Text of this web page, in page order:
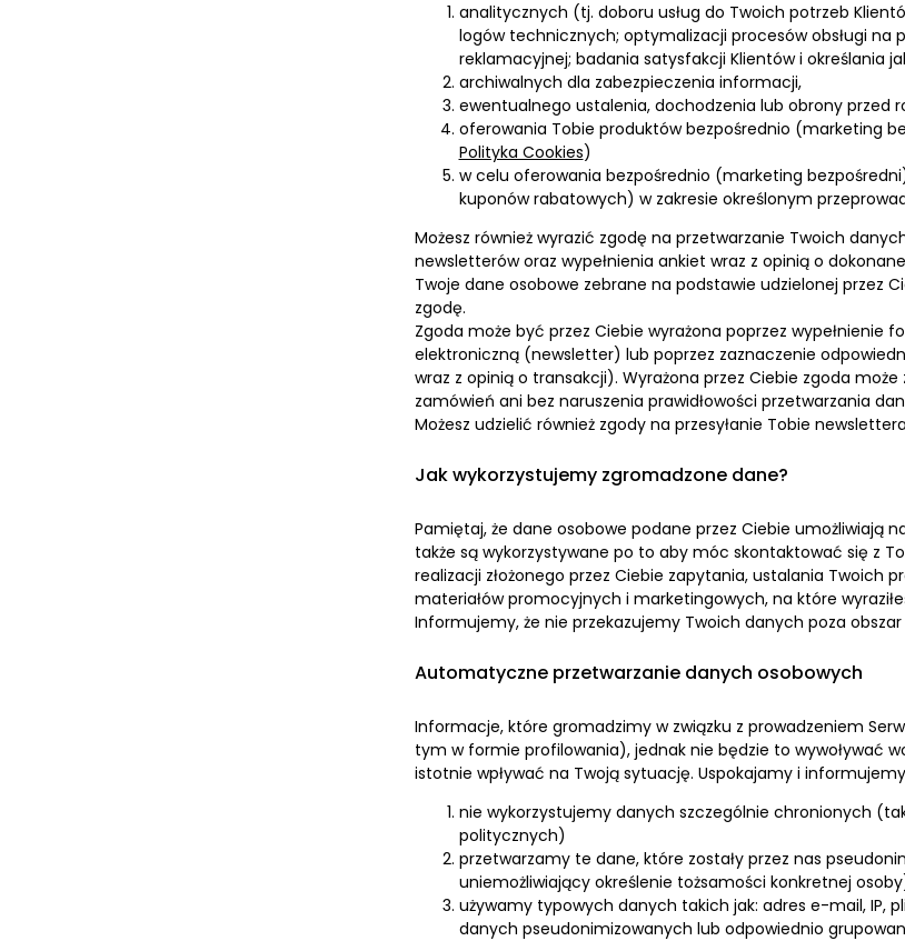
analitycznych (tj. doboru usług do Twoich potrzeb
logów technicznych; optymalizacji procesów obsługi na
reklamacyjnej; badania satysfakcji Klientów i określania
archiwalnych dla zabezpieczenia informacji,
ewentualnego ustalenia, dochodzenia lub obrony przed
oferowania Tobie produktów bezpośrednio (marketing
Polityka Cookies)
w celu oferowania bezpośrednio (marketing
kuponów rabatowych) w zakresie określonym
Możesz również wyrazić zgodę na przetwarzanie Twoich
newsletterów oraz wypełnienia ankiet wraz z opinią o
Twoje dane osobowe zebrane na podstawie udzielonej przez
zgodę.
Zgoda może być przez Ciebie wyrażona poprzez
elektroniczną (newsletter) lub poprzez zaznaczenie
wraz z opinią o transakcji). Wyrażona przez Ciebie zgoda
zamówień ani bez naruszenia prawidłowości przetwarzania
Możesz udzielić również zgody na przesyłanie Tobie
Jak wykorzystujemy zgromadzone dane?
Pamiętaj, że dane osobowe podane przez Ciebie umożliwiają
także są wykorzystywane po to aby móc skontaktować się z
realizacji złożonego przez Ciebie zapytania, ustalania Twoich
materiałów promocyjnych i marketingowych, na które
Informujemy, że nie przekazujemy Twoich danych poza
Automatyczne przetwarzanie danych osobowych
Informacje, które gromadzimy w związku z prowadzeniem
tym w formie profilowania), jednak nie będzie to wywoływać
istotnie wpływać na Twoją sytuację. Uspokajamy i
nie wykorzystujemy danych szczególnie chronionych
politycznych)
przetwarzamy te dane, które zostały przez nas
uniemożliwiający określenie tożsamości konkretnej
używamy typowych danych takich jak: adres e-mail, IP,
danych pseudonimizowanych lub odpowiednio